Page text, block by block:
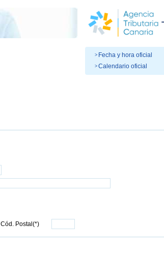
Fecha y hora oficial
Calendario oficial
Cód. Postal(*)